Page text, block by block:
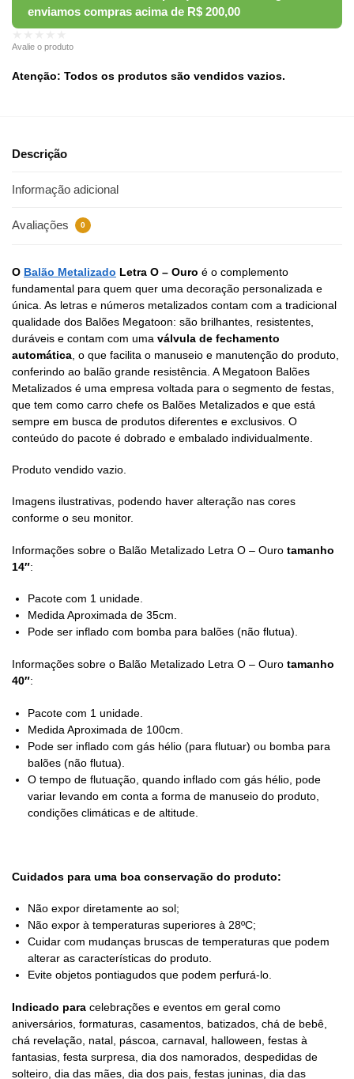
Avalie o produto
Atenção: Todos os produtos são vendidos vazios.
Descrição
Informação adicional
Avaliações 0
O Balão Metalizado Letra O – Ouro é o complemento
fundamental para quem quer uma decoração personalizada e
única. As letras e números metalizados contam com a tradicional
qualidade dos Balões Megatoon: são brilhantes, resistentes,
duráveis e contam com uma válvula de fechamento
automática , o que facilita o manuseio e manutenção do produto,
conferindo ao balão grande resistência. A Megatoon Balões
Metalizados é uma empresa voltada para o segmento de festas,
que tem como carro chefe os Balões Metalizados e que está
sempre em busca de produtos diferentes e exclusivos. O
conteúdo do pacote é dobrado e embalado individualmente.
Produto vendido vazio.
Imagens ilustrativas, podendo haver alteração nas cores
conforme o seu monitor.
Informações sobre o Balão Metalizado Letra O – Ouro tamanho
14″:
Pacote com 1 unidade.
Medida Aproximada de 35cm.
Pode ser inflado com bomba para balões (não flutua).
Informações sobre o Balão Metalizado Letra O – Ouro tamanho
40″:
Pacote com 1 unidade.
Medida Aproximada de 100cm.
Pode ser inflado com gás hélio (para flutuar) ou bomba para
balões (não flutua).
O tempo de flutuação, quando inflado com gás hélio, pode
variar levando em conta a forma de manuseio do produto,
condições climáticas e de altitude.
Cuidados para uma boa conservação do produto:
Não expor diretamente ao sol;
Não expor à temperaturas superiores à 28ºC;
Cuidar com mudanças bruscas de temperaturas que podem
alterar as características do produto.
Evite objetos pontiagudos que podem perfurá-lo.
Indicado para celebrações e eventos em geral como
aniversários, formaturas, casamentos, batizados, chá de bebê,
chá revelação, natal, páscoa, carnaval, halloween, festas à
fantasias, festa surpresa, dia dos namorados, despedidas de
solteiro, dia das mães, dia dos pais, festas juninas, dia das